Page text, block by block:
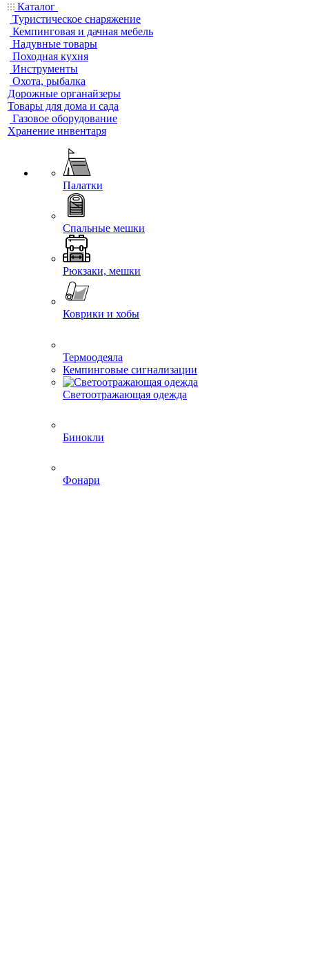
Каталог
Туристическое снаряжение
Кемпинговая и дачная мебель
Надувные товары
Походная кухня
Инструменты
Охота, рыбалка
Дорожные органайзеры
Товары для дома и сада
Газовое оборудование
Хранение инвентаря
Палатки
Спальные мешки
Рюкзаки, мешки
Коврики и хобы
Термоодеяла
Кемпинговые сигнализации
Светоотражающая одежда
Бинокли
Фонари